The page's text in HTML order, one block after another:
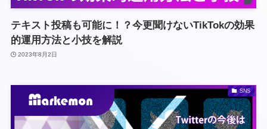
テキスト投稿も可能に！？今更聞けないTikTokの効果
的運用方法と小技を解説
2023年8月2日
SNS